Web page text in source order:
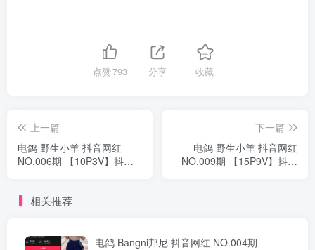
点赞793 分享 收藏
上一篇
电鸽 野生小羊 抖音网红
NO.006期 【10P3V】抖音
下一篇
电鸽 野生小羊 抖音网红
NO.009期 【15P9V】抖音
相关推荐
电鸽 Bangni邦尼 抖音网红 NO.004期